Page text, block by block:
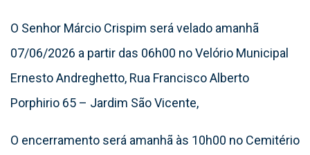
O Senhor Márcio Crispim será velado amanhã
07/06/2026 a partir das 06h00 no Velório Municipal
Ernesto Andreghetto, Rua Francisco Alberto
Porphirio 65 – Jardim São Vicente,
O encerramento será amanhã às 10h00 no Cemitério